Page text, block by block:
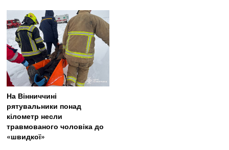
На Вінниччині
рятувальники понад
кілометр несли
травмованого чоловіка до
«швидкої»